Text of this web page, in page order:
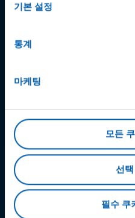
기본 설정
통계
마케팅
모든
선
필수 쿠
다른 질문이